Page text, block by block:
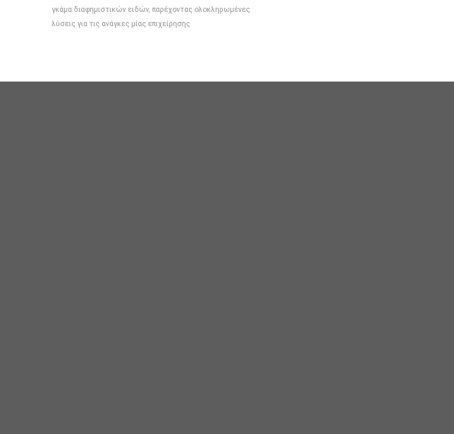
γκάμα διαφημιστικών ειδών, παρέχοντας ολοκληρωμένες
λύσεις για τις ανάγκες μίας επιχείρησης